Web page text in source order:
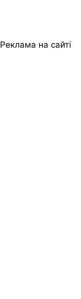
Реклама на сайті